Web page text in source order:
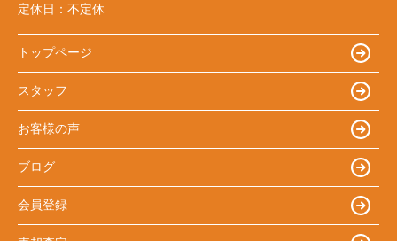
定休日： 不定休
トップページ
スタッフ
お客様の声
ブログ
会員登録